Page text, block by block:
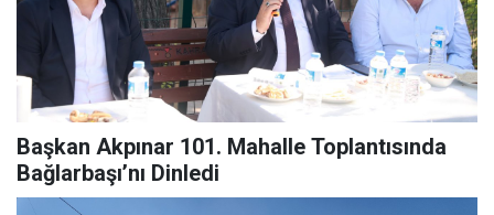
Başkan Akpınar 101. Mahalle Toplantısında
Bağlarbaşı’nı Dinledi